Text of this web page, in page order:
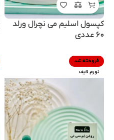
کپسول اسلیم می نچرال ورلد
۶۰ عددی
فروخته شد
نورم لایف